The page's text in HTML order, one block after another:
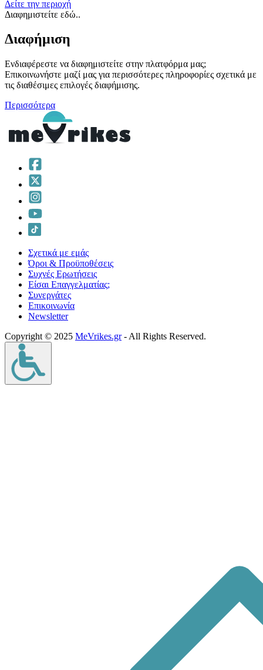
Δείτε την περιοχή
Διαφημιστείτε εδώ..
Διαφήμιση
Ενδιαφέρεστε να διαφημιστείτε στην πλατφόρμα μας;
Επικοινωνήστε μαζί μας για περισσότερες πληροφορίες σχετικά με
τις διαθέσιμες επιλογές διαφήμισης.
Περισσότερα
Σχετικά με εμάς
Όροι & Προϋποθέσεις
Συχνές Ερωτήσεις
Είσαι Επαγγελματίας;
Συνεργάτες
Επικοινωνία
Νewsletter
Copyright © 2025 MeVrikes.gr- All Rights Reserved.